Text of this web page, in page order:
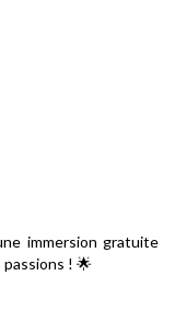
immersion gratuite
! 🌟